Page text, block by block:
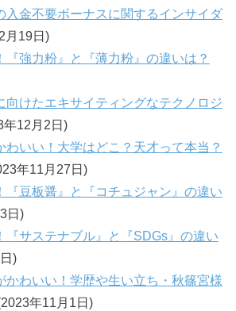
入金不要ボーナスに関するインサイダ
月19日)
『強力粉』と『薄力粉』の違いは？
向けたエキサイティングなテクノロジ
年12月2日)
わいい！大学はどこ？天才って本当？
年11月27日)
『豆板醤』と『コチュジャン』の違い
日)
『サステナブル』と『SDGs』の違い
)
かわいい！学歴や生い立ち・秋篠宮様
年11月1日)